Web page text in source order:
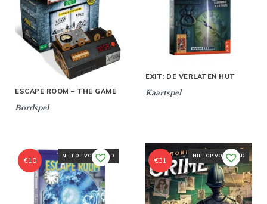
ESCAPE ROOM – THE GAME
Bordspel
EXIT: DE VERLATEN HUT
Kaartspel
NIET OP VOORRAAD
€10
NIET OP VOORRAAD
€31